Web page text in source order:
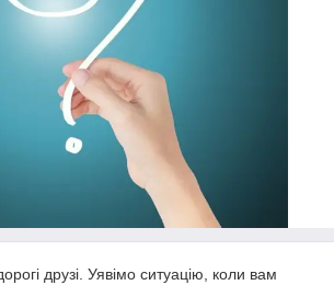
друзі. Уявімо ситуацію, коли вам